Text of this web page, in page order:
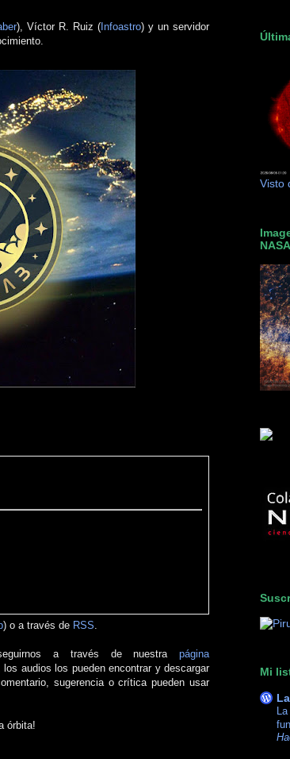
), Víctor R. Ruiz ( Infoastro) y un servidor
) o a través de RSS.
a través de nuestra página
audios los pueden encontrar y descargar
sugerencia o crítica pueden usar
órbita!
Visto
NASA
Mi